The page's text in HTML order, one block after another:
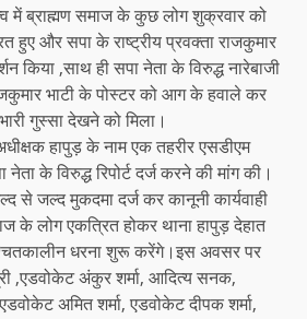
में ब्राह्मण समाज के कुछ लोग शुक्रवार को
हुए और सपा के राष्ट्रीय प्रवक्ता राजकुमार
किया ,साथ ही सपा नेता के विरुद्ध नारेबाजी
भाटी के पोस्टर को आग के हवाले कर
गुस्सा देखने को मिला।
हापुड़ के नाम एक तहरीर एसडीएम
के विरुद्ध रिपोर्ट दर्ज करने की मांग की।
से जल्द मुकदमा दर्ज कर कानूनी कार्यवाही
के लोग एकत्रित होकर थाना हापुड़ देहात
धरना शुरू करेंगे।इस अवसर पर
,एडवोकेट अंकुर शर्मा, आदित्य सनक,
एडवोकेट अमित शर्मा, एडवोकेट दीपक शर्मा,